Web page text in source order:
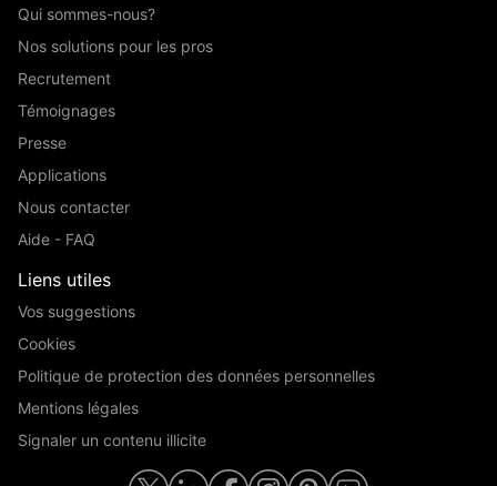
Qui sommes-nous?
Nos solutions pour les pros
Recrutement
Témoignages
Presse
Applications
Nous contacter
Aide - FAQ
Liens utiles
Vos suggestions
Cookies
Politique de protection des données personnelles
Mentions légales
Signaler un contenu illicite